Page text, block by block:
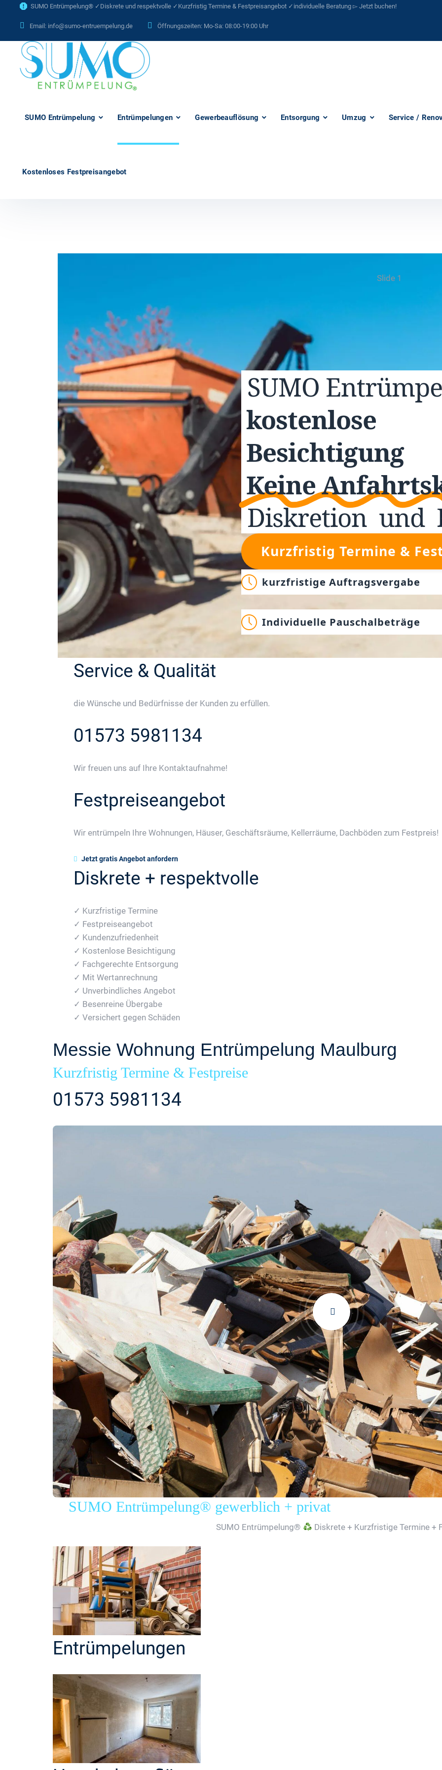
SUMO Entrümpelung® ✓Diskrete und respektvolle ✓Kurzfristig Termine & Festpreisangebot ✓individuelle Beratung ▻ Jetzt buchen!
Email: info@sumo-entruempelung.de Öffnungszeiten: Mo-Sa: 08:00-19:00 Uhr
SUMO Entrümpelung Entrümpelungen Gewerbeauflösung Entsorgung Umzug Service /
Kostenloses Festpreisangebot
Slide 1
SUMO
kostenlose
Besichtigung
Keine
Diskretion und
Kurzfristig Termine &
kurzfristige Auftragsvergabe
Individuelle Pauschalbeträge
Service & Qualität
die Wünsche und Bedürfnisse der Kunden zu erfüllen.
01573 5981134
Wir freuen uns auf Ihre Kontaktaufnahme!
Festpreiseangebot
Wir entrümpeln Ihre Wohnungen, Häuser, Geschäftsräume, Kellerräume, Dachböden zum Festpreis!
Jetzt gratis Angebot anfordern
Diskrete + respektvolle
✓ Kurzfristige Termine
✓ Festpreiseangebot
✓ Kundenzufriedenheit
✓ Kostenlose Besichtigung
✓ Fachgerechte Entsorgung
✓ Mit Wertanrechnung
✓ Unverbindliches Angebot
✓ Besenreine Übergabe
✓ Versichert gegen Schäden
Messie Wohnung Entrümpelung Maulburg
Kurzfristig Termine & Festpreise
01573 5981134
SUMO Entrümpelung® gewerblich + privat
SUMO Entrümpelung® Diskrete + Kurzfristige Termine +
Entrümpelungen